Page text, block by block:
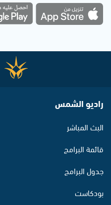
راديو الشمس
البث المباشر
قائمة البرامج
جدول البرامج
بودكاست